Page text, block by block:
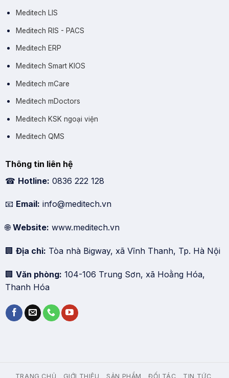
Meditech LIS
Meditech RIS - PACS
Meditech ERP
Meditech Smart KIOS
Meditech mCare
Meditech mDoctors
Meditech KSK ngoại viện
Meditech QMS
Thông tin liên hệ
☎ Hotline: 0836 222 128
📧 Email: info@meditech.vn
🌐Website: www.meditech.vn
🏢 Địa chỉ: Tòa nhà Bigway, xã Vĩnh Thanh, Tp. Hà Nội
🏢 Văn phòng: 104-106 Trung Sơn, xã Hoằng Hóa,
Thanh Hóa
TRANG CHỦ GIỚI THIỆU SẢN PHẨM ĐỐI TÁC TIN TỨC